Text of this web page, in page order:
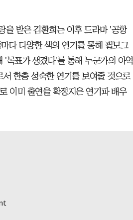
을 받은 김환희는 이후 드라마 '공항
다 다양한 색의 연기를 통해 필모그
목표가 생겼다'를 통해 누군가의 아역
한층 성숙한 연기를 보여줄 것으로
이미 출연을 확정지은 연기파 배우